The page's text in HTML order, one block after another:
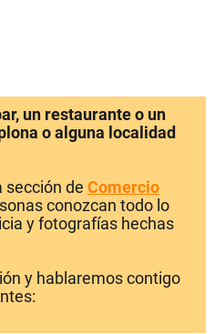
un restaurante o un
o alguna localidad
sección de Comercio
conozcan todo lo
y fotografías hechas
y hablaremos contigo